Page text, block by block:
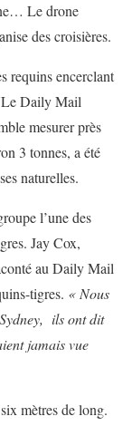
Le drone
des croisières.
requins encerclant
Le Daily Mail
mesurer près
3 tonnes, a été
naturelles.
l’une des
Jay Cox,
au Daily Mail
tigres. « Nous
ils ont dit
jamais vue
mètres de long.